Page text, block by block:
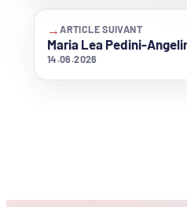
→ARTICLE SUIVANT
Maria Lea Pedini-
14.06.2026